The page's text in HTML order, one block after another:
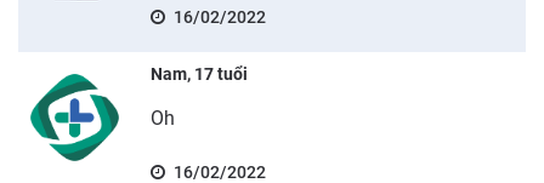
16/02/2022
Nam, 17 tuổi
Oh
16/02/2022